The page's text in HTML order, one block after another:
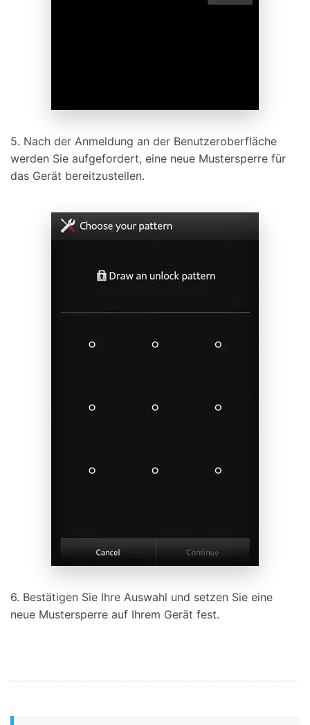
5. Nach der Anmeldung an der Benutzeroberfläche
werden Sie aufgefordert, eine neue Mustersperre für
das Gerät bereitzustellen.
6. Bestätigen Sie Ihre Auswahl und setzen Sie eine
neue Mustersperre auf Ihrem Gerät fest.